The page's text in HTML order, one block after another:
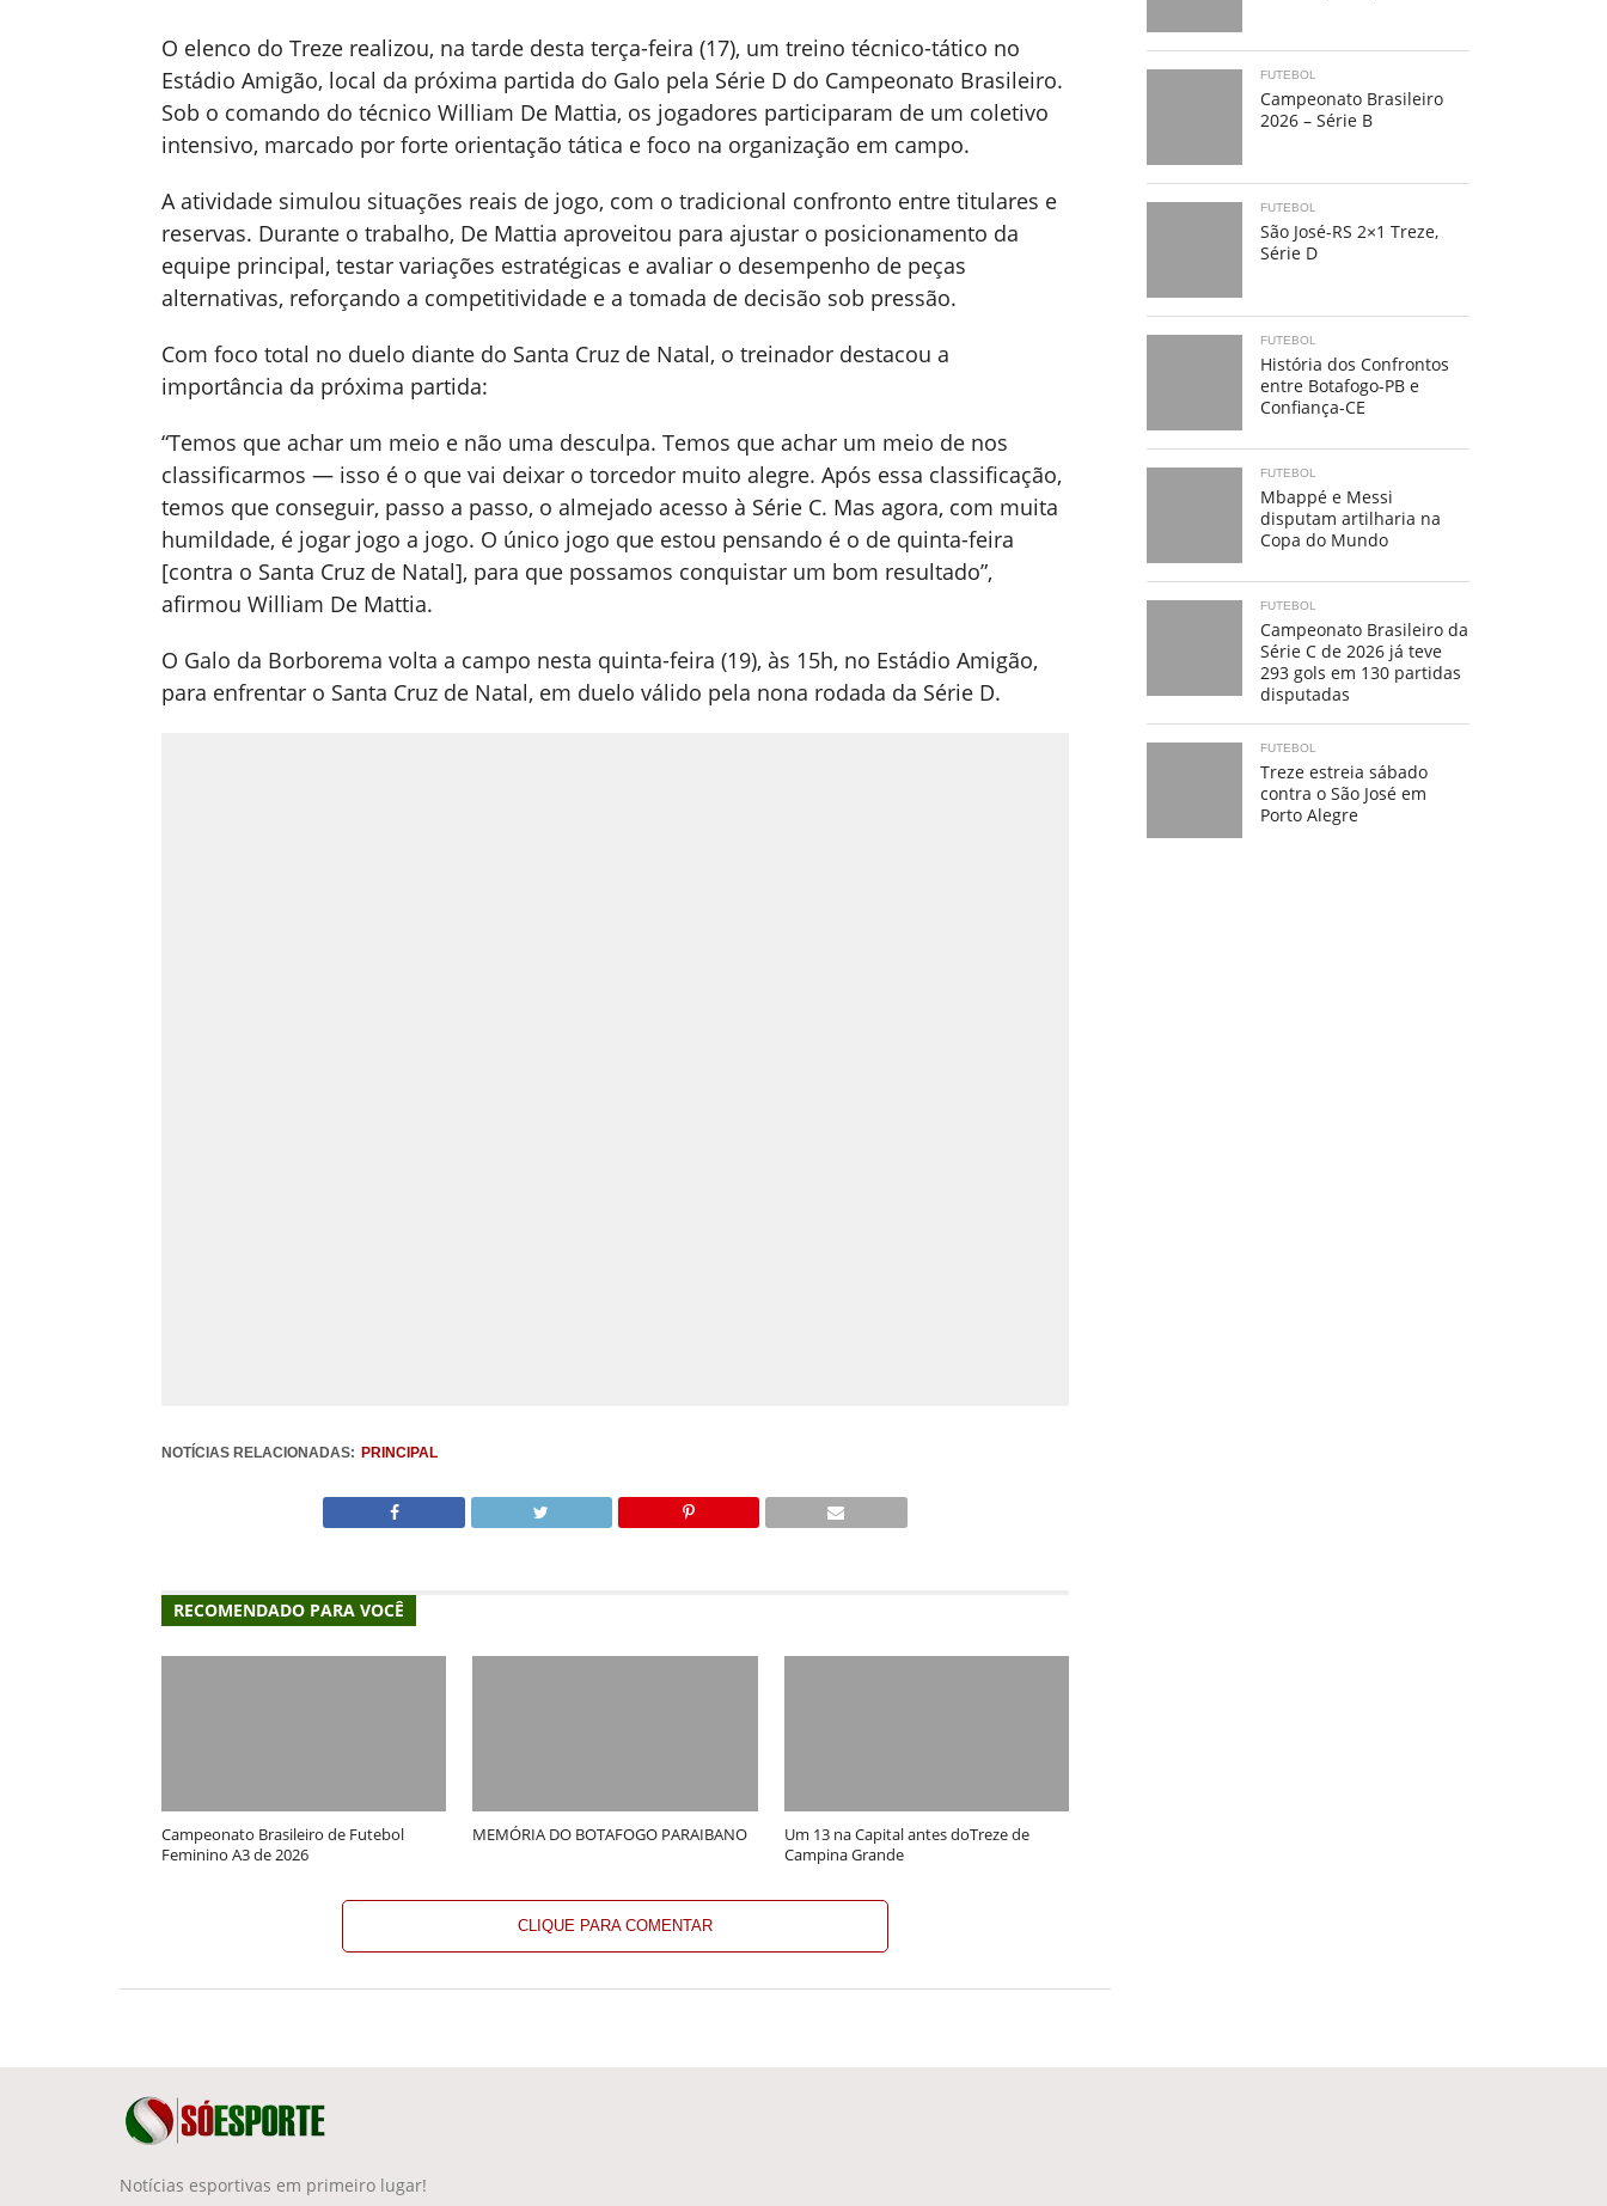
O elenco do Treze realizou, na tarde desta terça-feira (17), um treino técnico-tático no
Estádio Amigão, local da próxima partida do Galo pela Série D do Campeonato Brasileiro.
Sob o comando do técnico William De Mattia, os jogadores participaram de um coletivo
intensivo, marcado por forte orientação tática e foco na organização em campo.
A atividade simulou situações reais de jogo, com o tradicional confronto entre titulares e
reservas. Durante o trabalho, De Mattia aproveitou para ajustar o posicionamento da
equipe principal, testar variações estratégicas e avaliar o desempenho de peças
alternativas, reforçando a competitividade e a tomada de decisão sob pressão.
Com foco total no duelo diante do Santa Cruz de Natal, o treinador destacou a
importância da próxima partida:
“Temos que achar um meio e não uma desculpa. Temos que achar um meio de nos
classificarmos — isso é o que vai deixar o torcedor muito alegre. Após essa classificação,
temos que conseguir, passo a passo, o almejado acesso à Série C. Mas agora, com muita
humildade, é jogar jogo a jogo. O único jogo que estou pensando é o de quinta-feira
[contra o Santa Cruz de Natal], para que possamos conquistar um bom resultado”,
afirmou William De Mattia.
O Galo da Borborema volta a campo nesta quinta-feira (19), às 15h, no Estádio Amigão,
para enfrentar o Santa Cruz de Natal, em duelo válido pela nona rodada da Série D.
NOTÍCIAS RELACIONADAS: PRINCIPAL
RECOMENDADO PARA VOCÊ
Campeonato Brasileiro de Futebol
Feminino A3 de 2026
MEMÓRIA DO BOTAFOGO PARAIBANO
Um 13 na Capital antes doTreze de
Campina Grande
CLIQUE PARA COMENTAR
FUTEBOL
Campeonato Brasileiro
2026 – Série B
FUTEBOL
São José-RS 2×1 Treze,
Série D
FUTEBOL
História dos Confrontos
entre Botafogo-PB e
Confiança-CE
FUTEBOL
Mbappé e Messi
disputam artilharia na
Copa do Mundo
FUTEBOL
Campeonato Brasileiro da
Série C de 2026 já teve
293 gols em 130 partidas
disputadas
FUTEBOL
Treze estreia sábado
contra o São José em
Porto Alegre
Notícias esportivas em primeiro lugar!